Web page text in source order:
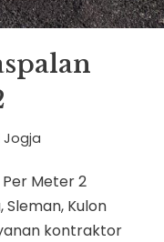
Jogja
Meter 2
Kulon
kontraktor